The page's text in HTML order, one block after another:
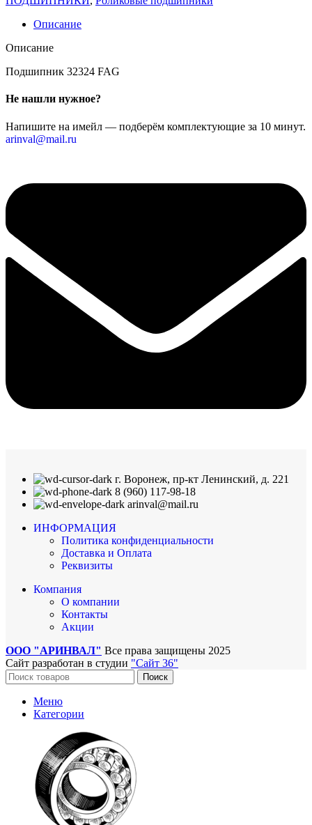
Описание
Описание
Подшипник 32324 FAG
Не нашли нужное?
Напишите на имейл — подберём комплектующие за 10 минут.
arinval@mail.ru
г. Воронеж, пр-кт Ленинский, д. 221
8 (960) 117-98-18
arinval@mail.ru
ИНФОРМАЦИЯ
Политика конфиденциальности
Доставка и Оплата
Реквизиты
Компания
О компании
Контакты
Акции
ООО "АРИНВАЛ" Все права защищены 2025
Сайт разработан в студии "Сайт 36"
Поиск
Меню
Категории